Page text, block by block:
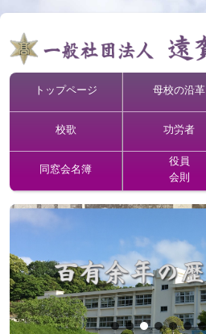
トップページ 母校の沿革
校歌 功労者
同窓会名簿
役員
会則